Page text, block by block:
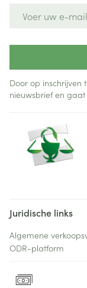
Door op inschrijven
nieuwsbrief en
Juridische links
Algemene
ODR-platform